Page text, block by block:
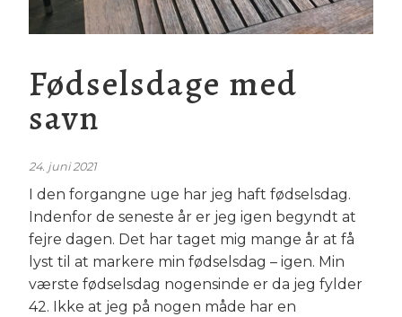
Fødselsdage med
savn
24. juni 2021
I den forgangne uge har jeg haft fødselsdag.
Indenfor de seneste år er jeg igen begyndt at
fejre dagen. Det har taget mig mange år at få
lyst til at markere min fødselsdag – igen. Min
værste fødselsdag nogensinde er da jeg fylder
42. Ikke at jeg på nogen måde har en